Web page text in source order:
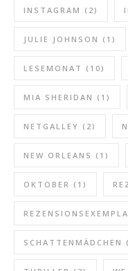
INSTAGRAM (2)
JULIE JOHNSON (1)
LESEMONAT (10)
MIA SHERIDAN (1)
NETGALLEY (2)
NEW ORLEANS (1)
OKTOBER (1)
SCHATTENMÄDCHEN